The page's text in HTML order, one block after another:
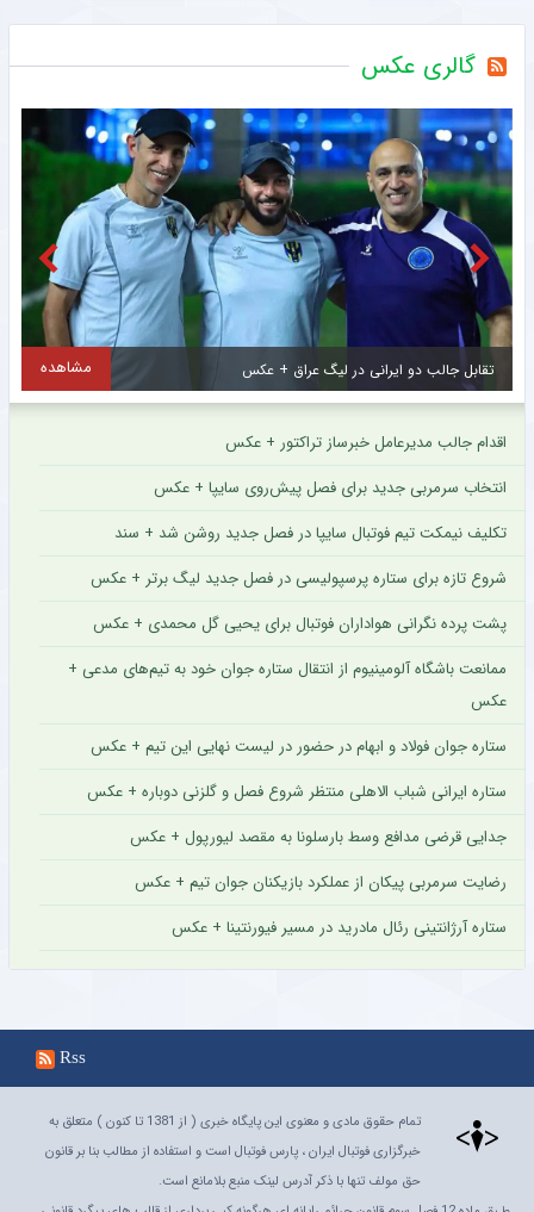
گالری عکس
مشاهده
اقدام جالب مدیرعامل خبرساز تراکتور + عکس
انتخاب سرمربی جدید برای فصل پیش‌روی سایپا + عکس
تکلیف نیمکت تیم فوتبال سایپا در فصل جدید روشن شد + سند
شروع تازه برای ستاره پرسپولیسی در فصل جدید لیگ برتر + عکس
پشت پرده نگرانی هواداران فوتبال برای یحیی گل محمدی + عکس
ممانعت باشگاه آلومینیوم از انتقال ستاره جوان خود به تیم‌های مدعی +
عکس
ستاره جوان فولاد و ابهام در حضور در لیست نهایی این تیم + عکس
ستاره ایرانی شباب الاهلی منتظر شروع فصل و گلزنی دوباره + عکس
جدایی قرضی مدافع وسط بارسلونا به مقصد لیورپول + عکس
رضایت سرمربی پیکان از عملکرد بازیکنان جوان تیم + عکس
ستاره آرژانتینی رئال مادرید در مسیر فیورنتینا + عکس
Rss
تمام حقوق مادی و معنوی این پایگاه خبری ( از 1381 تا کنون ) متعلق به
خبرگزاری فوتبال ایران ، پارس فوتبال است و استفاده از مطالب بنا بر قانون
حق مولف تنها با ذکر آدرس لینک منبع بلامانع است.